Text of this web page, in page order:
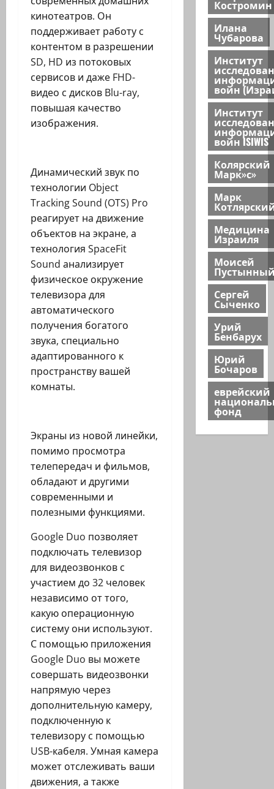
кинотеатров. Он
поддерживает работу с
контентом в разрешении
SD, HD из потоковых
сервисов и даже FHD-
видео с дисков Blu-ray,
повышая качество
изображения.
Динамический звук по
технологии Object
Tracking Sound (OTS) Pro
реагирует на движение
объектов на экране, а
технология SpaceFit
Sound анализирует
физическое окружение
телевизора для
автоматического
получения богатого
звука, специально
адаптированного к
пространству вашей
комнаты.
Экраны из новой линейки,
помимо просмотра
телепередач и фильмов,
обладают и другими
современными и
полезными функциями.
Google Duo позволяет
подключать телевизор
для видеозвонков с
участием до 32 человек
независимо от того,
какую операционную
систему они используют.
С помощью приложения
Google Duo вы можете
совершать видеозвонки
напрямую через
дополнительную камеру,
подключенную к
телевизору с помощью
USB-кабеля. Умная камера
может отслеживать ваши
движения, а также
Костромин
Илана
Чубарова
Институт
войн
Институт
войн ISIWIS
Колярский
Марк»с»
Марк
Медицина
Израиля
Моисей
Сергей
Сыченко
Урий
Бенбарух
Юрий
Бочаров
еврейский
фонд